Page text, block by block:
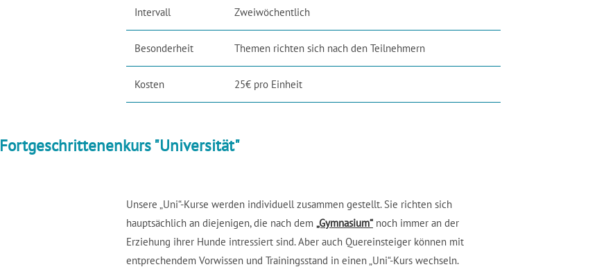
Intervall Zweiwöchentlich
Besonderheit Themen richten sich nach den Teilnehmern
Kosten 25€ pro Einheit
Fortgeschrittenenkurs "Universität"
Unsere „Uni“-Kurse werden individuell zusammen gestellt. Sie richten sich
hauptsächlich an diejenigen, die nach dem „Gymnasium“ noch immer an der
Erziehung ihrer Hunde intressiert sind. Aber auch Quereinsteiger können mit
entprechendem Vorwissen und Trainingsstand in einen „Uni“-Kurs wechseln.